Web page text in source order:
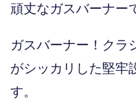
頑丈なガスバーナー
ガスバーナー！クラ
がシッカリした堅牢
す。